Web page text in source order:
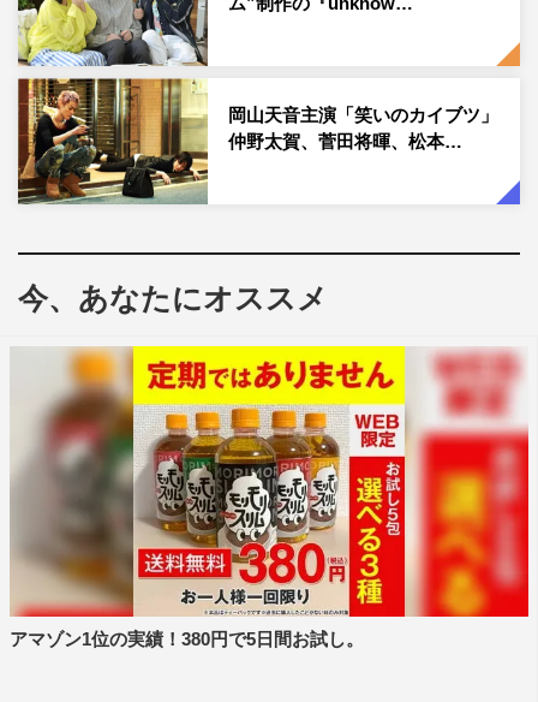
に。そんな彼女を主治医の大迫紘一（井浦新）も応援。周
囲の心配や反対を受けながらも、ミヤビは脳外科医とし
て、新たな一歩を踏み出していく。
やがて、ミヤビの“消えた2年間の記憶”の中に隠された謎
が明らかに。取り出せなくなっているミヤビの記憶の中に
ある大きな秘密…そして、彼女の“本当の思い”とは。
子、千葉雄大、岡山天音、生田絵梨花の出演が決定した。
吉瀬が演じるのは、ミヤビの務める丘陵セントラル病院の
看護師長・津幡玲子。医療安全室長も務めており、いかな
るリスクもミスも許さない“安全の鬼”。その徹底ぶりは周
囲を恐れさせている。
そんな玲子だけに、記憶障害を抱えるミヤビが医療行為に
参加することなど、もってのほか。三瓶がミヤビを強引に
医者に復帰させようとしていることに対しても、強硬に反
対する。
千葉が演じるのは、丘陵セントラル病院の救急部長・星前
宏太。脳外科も兼務し、「全科で専門医レベル」の医者を
岡山天音主演「笑いのカイブツ」
仲野太賀、菅田将暉、松本…
今、あなたにオススメ
アマゾン1位の実績！380円で5日間お試し。